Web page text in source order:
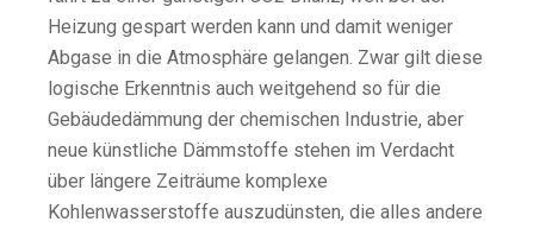
Heizung gespart werden kann und damit weniger
Abgase in die Atmosphäre gelangen. Zwar gilt diese
logische Erkenntnis auch weitgehend so für die
Gebäudedämmung der chemischen Industrie, aber
neue künstliche Dämmstoffe stehen im Verdacht
über längere Zeiträume komplexe
Kohlenwasserstoffe auszudünsten, die alles andere